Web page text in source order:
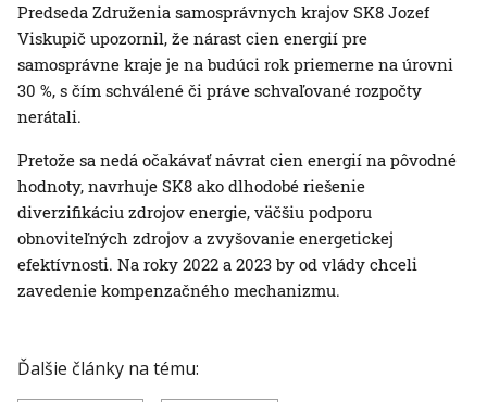
Predseda Združenia samosprávnych krajov SK8 Jozef
Viskupič upozornil, že nárast cien energií pre
samosprávne kraje je na budúci rok priemerne na úrovni
30 %, s čím schválené či práve schvaľované rozpočty
nerátali.
Pretože sa nedá očakávať návrat cien energií na pôvodné
hodnoty, navrhuje SK8 ako dlhodobé riešenie
diverzifikáciu zdrojov energie, väčšiu podporu
obnoviteľných zdrojov a zvyšovanie energetickej
efektívnosti. Na roky 2022 a 2023 by od vlády chceli
zavedenie kompenzačného mechanizmu.
Ďalšie články na tému: